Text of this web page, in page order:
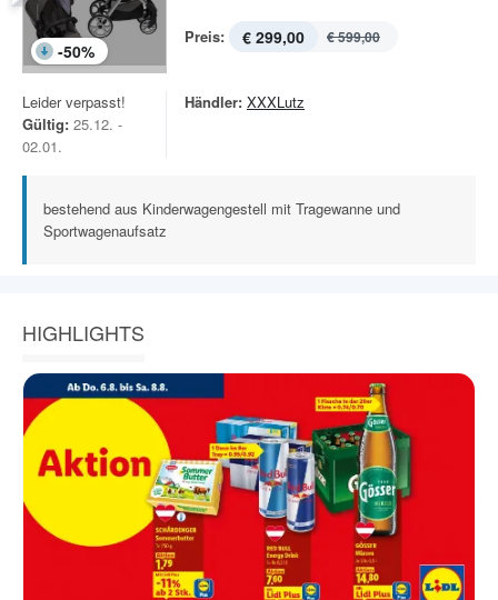
-50%
Preis: € 299,00 € 599,00
Leider verpasst!
Gültig: 25.12. -
02.01.
Händler: XXXLutz
bestehend aus Kinderwagengestell mit Tragewanne und
Sportwagenaufsatz
HIGHLIGHTS